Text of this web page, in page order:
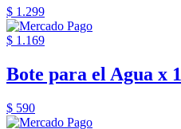
$ 1.299
$ 1.169
Bote para el Agua x
$ 590